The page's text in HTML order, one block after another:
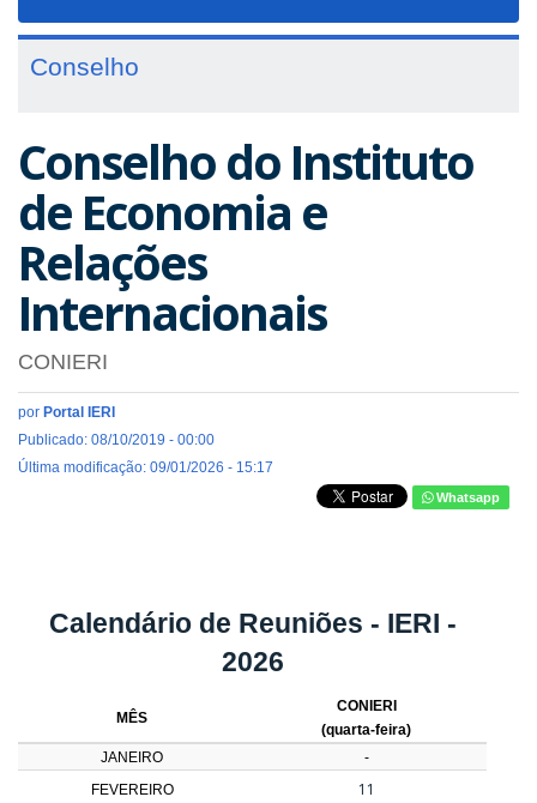
Conselho
Conselho do Instituto
de Economia e
Relações
Internacionais
CONIERI
por Portal IERI
Publicado: 08/10/2019 - 00:00
Última modificação: 09/01/2026 - 15:17
Whatsapp
Calendário de Reuniões - IERI -
2026
MÊS
CONIERI
(quarta-feira)
JANEIRO
-
FEVEREIRO
11